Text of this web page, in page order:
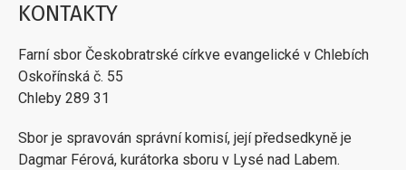
KONTAKTY
Farní sbor Českobratrské církve evangelické v Chlebích
Oskořínská č. 55
Chleby 289 31
Sbor je spravován správní komisí, její předsedkyně je
Dagmar Férová, kurátorka sboru v Lysé nad Labem.